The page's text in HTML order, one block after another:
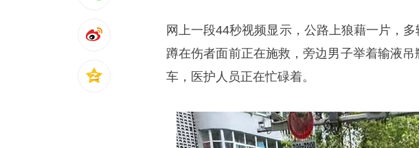
网上一段44秒视频显示，公路上狼藉一片，
蹲在伤者面前正在施救，旁边男子举着输液
车，医护人员正在忙碌着。